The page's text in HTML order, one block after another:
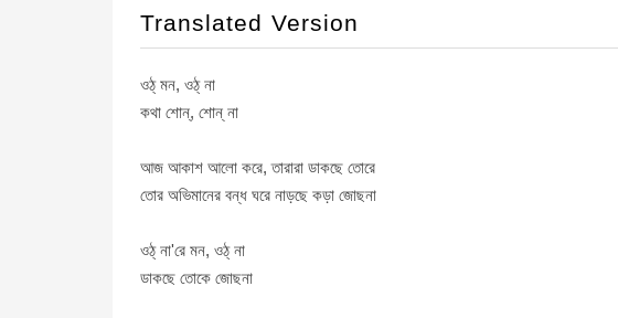
Translated Version
ওঠ্ মন, ওঠ্ না
কথা শোন্, শোন্ না
আজ আকাশ আলো করে, তারারা ডাকছে তোরে
তোর অভিমানের বন্ধ ঘরে নাড়ছে কড়া জোছনা
ওঠ্ না'রে মন, ওঠ্ না
ডাকছে তোকে জোছনা